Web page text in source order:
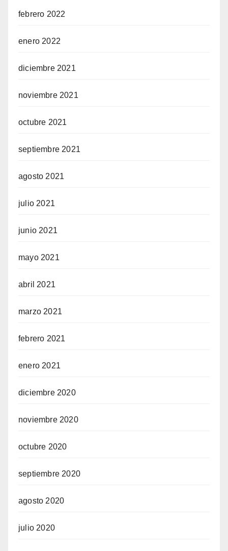
febrero 2022
enero 2022
diciembre 2021
noviembre 2021
octubre 2021
septiembre 2021
agosto 2021
julio 2021
junio 2021
mayo 2021
abril 2021
marzo 2021
febrero 2021
enero 2021
diciembre 2020
noviembre 2020
octubre 2020
septiembre 2020
agosto 2020
julio 2020